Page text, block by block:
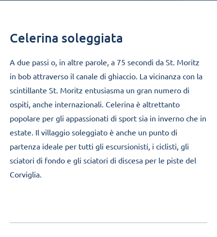
Celerina
Celerina soleggiata
A due passi o, in altre parole, a 75 secondi da St. Moritz
in bob attraverso il canale di ghiaccio. La vicinanza con la
scintillante St. Moritz entusiasma un gran numero di
ospiti, anche internazionali. Celerina è altrettanto
popolare per gli appassionati di sport sia in inverno che in
estate. Il villaggio soleggiato è anche un punto di
partenza ideale per tutti gli escursionisti, i ciclisti, gli
sciatori di fondo e gli sciatori di discesa per le piste del
Corviglia.